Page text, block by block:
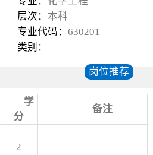
层次： 本科
专业代码： 630201
类别：
岗位推荐
学
分
备注
2